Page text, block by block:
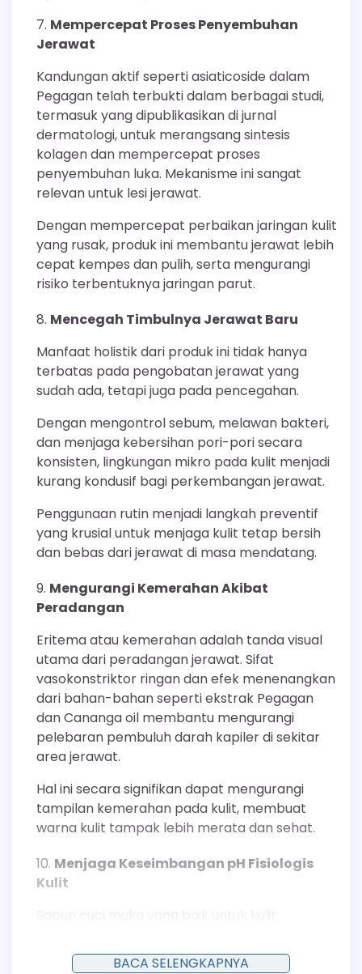
Mempercepat Proses Penyembuhan
Jerawat
Kandungan aktif seperti asiaticoside dalam
Pegagan telah terbukti dalam berbagai studi,
termasuk yang dipublikasikan di jurnal
dermatologi, untuk merangsang sintesis
kolagen dan mempercepat proses
penyembuhan luka. Mekanisme ini sangat
relevan untuk lesi jerawat.
Dengan mempercepat perbaikan jaringan kulit
yang rusak, produk ini membantu jerawat lebih
cepat kempes dan pulih, serta mengurangi
risiko terbentuknya jaringan parut.
Mencegah Timbulnya Jerawat Baru
Manfaat holistik dari produk ini tidak hanya
terbatas pada pengobatan jerawat yang
sudah ada, tetapi juga pada pencegahan.
Dengan mengontrol sebum, melawan bakteri,
dan menjaga kebersihan pori-pori secara
konsisten, lingkungan mikro pada kulit menjadi
kurang kondusif bagi perkembangan jerawat.
Penggunaan rutin menjadi langkah preventif
yang krusial untuk menjaga kulit tetap bersih
dan bebas dari jerawat di masa mendatang.
Mengurangi Kemerahan Akibat
Peradangan
Eritema atau kemerahan adalah tanda visual
utama dari peradangan jerawat. Sifat
vasokonstriktor ringan dan efek menenangkan
dari bahan-bahan seperti ekstrak Pegagan
dan Cananga oil membantu mengurangi
pelebaran pembuluh darah kapiler di sekitar
area jerawat.
Hal ini secara signifikan dapat mengurangi
tampilan kemerahan pada kulit, membuat
warna kulit tampak lebih merata dan sehat.
Menjaga Keseimbangan pH Fisiologis
Kulit
tanpa merusak mantel asam (acid mantle)
BACA SELENGKAPNYA